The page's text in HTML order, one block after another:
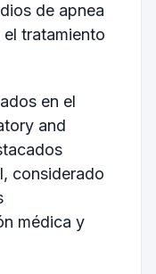
de apnea
tratamiento
en el
and
considerado
médica y